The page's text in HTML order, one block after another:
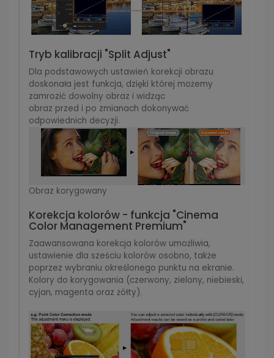
Tryb kalibracji "Split Adjust"
Dla podstawowych ustawień korekcji obrazu
doskonała jest funkcja, dzięki której możemy
zamrozić dowolny obraz i widząc
obraz przed i po zmianach dokonywać
odpowiednich decyzji.
Obraz korygowany
Korekcja kolorów - funkcja "Cinema
Color Management Premium"
Zaawansowana korekcja kolorów umożliwia,
ustawienie dla sześciu kolorów osobno, także
poprzez wybraniu określonego punktu na ekranie.
Kolory do korygowania (czerwony, zielony, niebieski,
cyjan, magenta oraz żółty).